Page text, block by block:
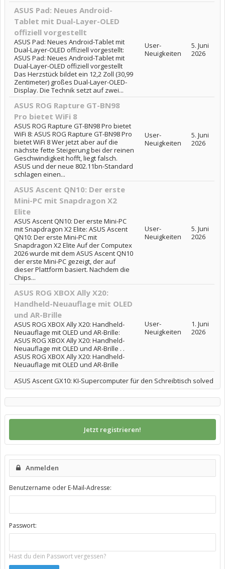
ASUS Pad: Neues Android-
Tablet mit Dual-Layer-OLED
offiziell vorgestellt
ASUS Pad: Neues Android-Tablet mit
Dual-Layer-OLED offiziell vorgestellt:
ASUS Pad: Neues Android-Tablet mit
Dual-Layer-OLED offiziell vorgestellt
Das Herzstück bildet ein 12,2 Zoll (30,99
Zentimeter) großes Dual-Layer-OLED-
Display. Die Technik setzt auf zwei...
User-
Neuigkeiten
5. Juni
2026
ASUS ROG Rapture GT-BN98
Pro bietet WiFi 8
ASUS ROG Rapture GT-BN98 Pro bietet
WiFi 8: ASUS ROG Rapture GT-BN98 Pro
bietet WiFi 8 Wer jetzt aber auf die
nächste fette Steigerung bei der reinen
Geschwindigkeit hofft, liegt falsch.
ASUS und der neue 802.11bn-Standard
schlagen einen...
User-
Neuigkeiten
5. Juni
2026
ASUS Ascent QN10: Der erste
Mini-PC mit Snapdragon X2
Elite
ASUS Ascent QN10: Der erste Mini-PC
mit Snapdragon X2 Elite: ASUS Ascent
QN10: Der erste Mini-PC mit
Snapdragon X2 Elite Auf der Computex
2026 wurde mit dem ASUS Ascent QN10
der erste Mini-PC gezeigt, der auf
dieser Plattform basiert. Nachdem die
Chips...
User-
Neuigkeiten
5. Juni
2026
ASUS ROG XBOX Ally X20:
Handheld-Neuauflage mit OLED
und AR-Brille
ASUS ROG XBOX Ally X20: Handheld-
Neuauflage mit OLED und AR-Brille:
ASUS ROG XBOX Ally X20: Handheld-
Neuauflage mit OLED und AR-Brille . .
ASUS ROG XBOX Ally X20: Handheld-
Neuauflage mit OLED und AR-Brille
User-
Neuigkeiten
1. Juni
2026
ASUS Ascent GX10: KI-Supercomputer für den Schreibtisch solved
Jetzt registrieren!
Anmelden
Benutzername oder E-Mail-Adresse:
Passwort:
Hast du dein Passwort vergessen?